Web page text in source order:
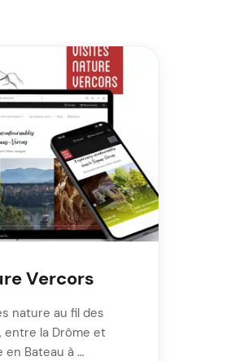
Vercors
nature au fil des
entre la Drôme et
en Bateau à …